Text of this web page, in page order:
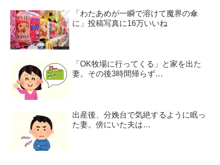
「わたあめが一瞬で溶けて魔界の傘
に」投稿写真に16万いいね
「OK牧場に行ってくる」と家を出た
妻。その後3時間帰らず…
出産後、分娩台で気絶するように眠っ
た妻。傍にいた夫は…